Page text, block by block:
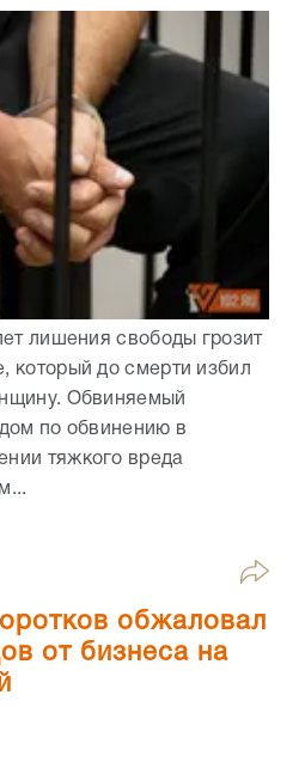
лишения свободы грозит
который до смерти избил
Обвиняемый
по обвинению в
тяжкого вреда
обжаловал
от бизнеса на